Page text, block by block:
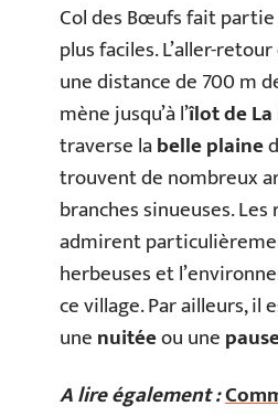
Col des Bœufs fait
plus faciles. L’aller-
une distance de 700 m
mène jusqu’à l’îlot de
traverse labelle plaine
trouvent de nombreux
branches sinueuses.
admirent
herbeuses et
ce village. Par ailleurs, il
unenuitéeou une
A lire également :